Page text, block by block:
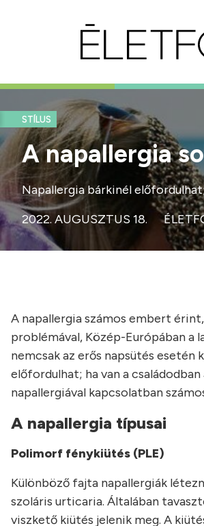
STÍLUS
A napallergia
Napallergia bárkinél
2022. AUGUSZTUS 18.
A napallergia számos embert érint,
problémával, Közép-Európában a
nemcsak az erős napsütés esetén
előfordulhat; ha van a
napallergiával kapcsolatban
A napallergia típusai
Polimorf fénykiütés (PLE)
Különböző fajta napallergiák
szoláris urticaria. Általában
viszkető kiütés jelenik meg. A